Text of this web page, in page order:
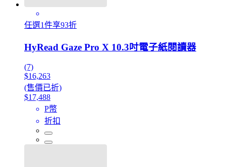
任選1件享93折
HyRead Gaze Pro X 10.3吋電子紙閱讀器
(7)
$16,263
(售價已折)
$17,488
P幣
折扣